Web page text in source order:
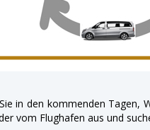
in den kommenden Tagen,
vom Flughafen aus und